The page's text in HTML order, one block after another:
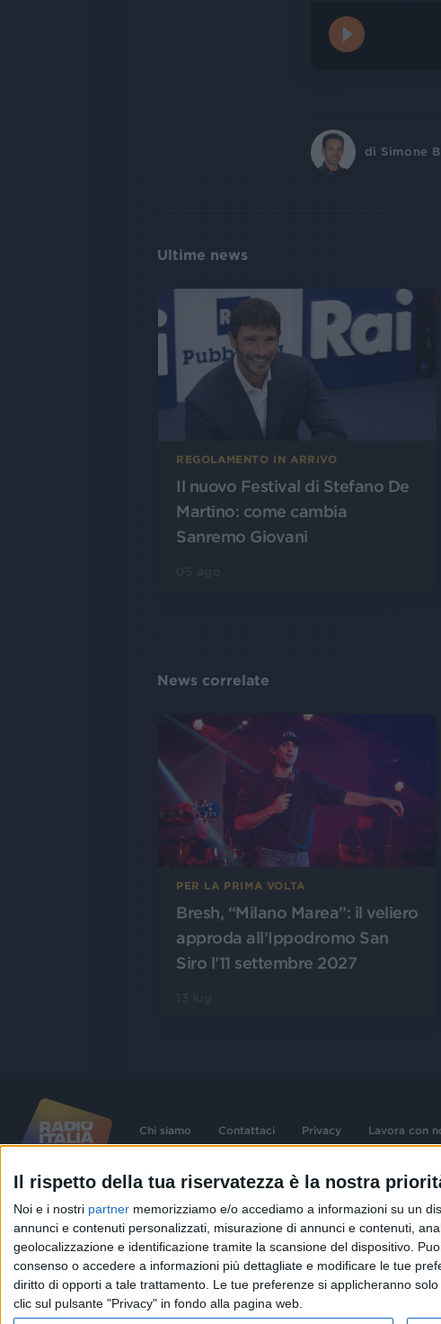
Il rispetto della tua riservatezza è la nostra
Noi e i nostri partner memorizziamo e/o accediamo a informazioni su un
annunci e contenuti personalizzati, misurazione di annunci e contenuti,
geolocalizzazione e identificazione tramite la scansione del dispositivo.
consenso o accedere a informazioni più dettagliate e modificare le tue
diritto di opporti a tale trattamento. Le tue preferenze si applicheranno
clic sul pulsante "Privacy" in fondo alla pagina web.
di Simone
Ultime news
REGOLAMENTO IN ARRIVO
Il nuovo Festival di Stefano De
Martino: come cambia
Sanremo Giovani
News correlate
PER LA PRIMA VOLTA
Bresh, “Milano Marea”: il veliero
approda all’Ippodromo San
Siro l’11 settembre 2027
Chi siamo Contattaci Privacy Lavora con
contenute nel sito sono stati assolti gli obblighi derivanti dalla normativa dei diritti
Capitale Sociale € 580.000,00 interamente versato. Iscr. Reg. Imprese Milano - C.F. e
06832230152. Iscritta al R.E.A. di Milano al n° 1125258. Testata giornalistica Registrata
1987.